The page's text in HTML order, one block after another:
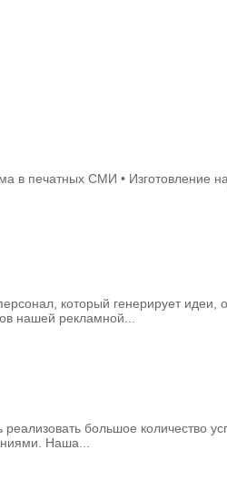
в печатных СМИ •
который генерирует идеи,
нашей рекламной...
большое количество
Наша...